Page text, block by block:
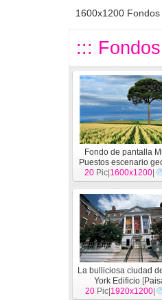
1600x1200
:::
Fondo de pantalla
Puestos escenario
(5)[Paisaje ]
20 Pic| 1600x1200
La bulliciosa ciudad
York Edificio [
20 Pic| 1920x1200